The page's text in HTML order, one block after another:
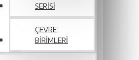
SERİSİ
ÇEVRE
BIRIMLERI